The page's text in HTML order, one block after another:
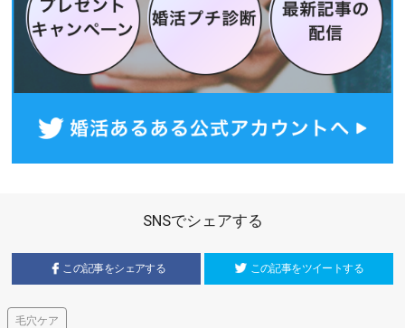
SNSでシェアする
この記事をシェアする この記事をツイートする
毛穴ケア